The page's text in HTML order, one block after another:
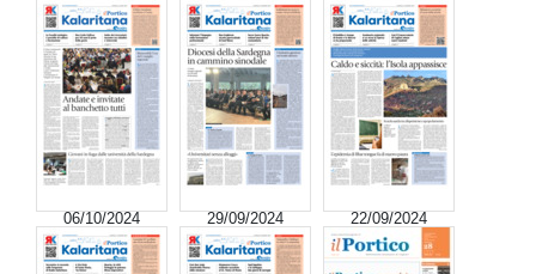
06/10/2024 29/09/2024 22/09/2024